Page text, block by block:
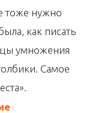
тоже нужно
как писать
умножения
Самое